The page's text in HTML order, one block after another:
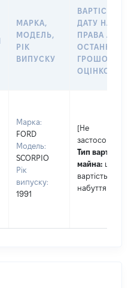
МАРКА,
МОДЕЛЬ,
РІК
ВИПУСКУ
ВАРТІСТЬ НА
ДАТУ
ПРАВА АБО
ГРОШОВОЮ
ОЦІНКОЮ,
Марка:
FORD
Модель:
SCORPIO
Рік
випуску:
1991
[Не
Тип вартості
майна: це
вартість на
набуття права